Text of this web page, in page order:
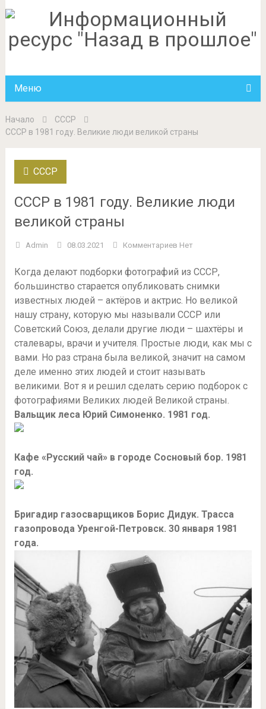
Меню
Начало
СССР
СССР в 1981 году. Великие люди великой страны
СССР
СССР в 1981 году. Великие люди
великой страны
Admin 08.03.2021 Комментариев Нет
Когда делают подборки фотографий из СССР,
большинство старается опубликовать снимки
известных людей – актёров и актрис. Но великой
нашу страну, которую мы называли СССР или
Советский Союз, делали другие люди – шахтёры и
сталевары, врачи и учителя. Простые люди, как мы с
вами. Но раз страна была великой, значит на самом
деле именно этих людей и стоит называть
великими. Вот я и решил сделать серию подборок с
фотографиями Великих людей Великой страны.
Вальщик леса Юрий Симоненко. 1981 год.
Кафе «Русский чай» в городе Сосновый бор. 1981
год.
Бригадир газосварщиков Борис Дидук. Трасса
газопровода Уренгой-Петровск. 30 января 1981
года.